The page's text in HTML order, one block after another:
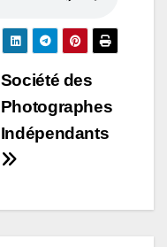
Société des
Photographes
Indépendants